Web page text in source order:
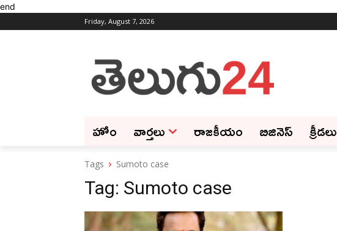
end
Friday, August 7, 2026
హోం వార్తలు రాజకీయం బిజినెస్‌ క్రీడలు
Tags Sumoto case
Tag: Sumoto case